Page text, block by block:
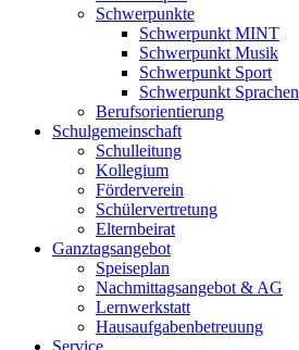
Schwerpunkte
Schwerpunkt MINT
Schwerpunkt Musik
Schwerpunkt Sport
Schwerpunkt Sprachen
Berufsorientierung
Schulgemeinschaft
Schulleitung
Kollegium
Förderverein
Schülervertretung
Elternbeirat
Ganztagsangebot
Speiseplan
Nachmittagsangebot & AG
Lernwerkstatt
Hausaufgabenbetreuung
Service